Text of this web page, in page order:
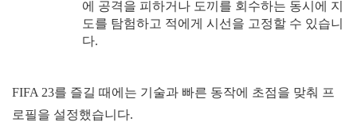
에 공격을 피하거나 도끼를 회수하는 동시에 지
도를 탐험하고 적에게 시선을 고정할 수 있습니
다.
FIFA 23를 즐길 때에는 기술과 빠른 동작에 초점을 맞춰 프
로필을 설정했습니다.